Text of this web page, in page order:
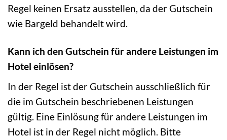
Regel keinen Ersatz ausstellen, da der Gutschein
wie Bargeld behandelt wird.
Kann ich den Gutschein für andere Leistungen im
Hotel einlösen?
In der Regel ist der Gutschein ausschließlich für
die im Gutschein beschriebenen Leistungen
gültig. Eine Einlösung für andere Leistungen im
Hotel ist in der Regel nicht möglich. Bitte